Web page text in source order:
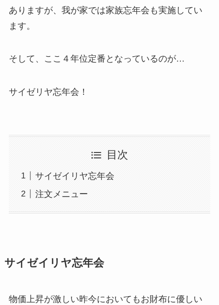
ありますが、我が家では家族忘年会も実施してい
ます。
そして、ここ４年位定番となっているのが…
サイゼリヤ忘年会！
目次
サイゼイリヤ忘年会
注文メニュー
サイゼイリヤ忘年会
物価上昇が激しい昨今においてもお財布に優しい